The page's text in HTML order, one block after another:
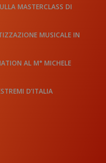
MASTERCLASS DI
MUSICALE IN
AL M° MICHELE
D’ITALIA